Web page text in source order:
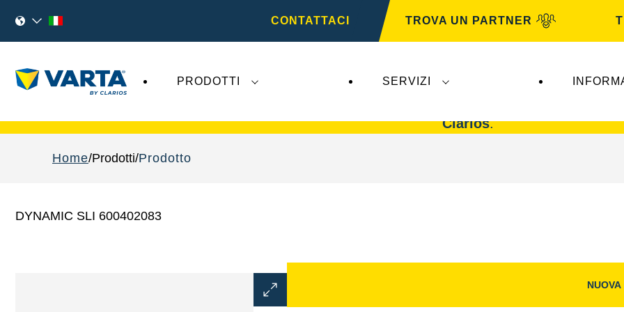
CONTATTACI TROVA UN PARTNER
PRODOTTI SERVIZI
Clarios.
Home Prodotti Prodotto
DYNAMIC SLI 600402083
Aprire
la
NUOVA